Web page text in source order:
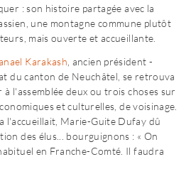
: son histoire partagée avec la
une montagne commune plutôt
mais ouverte et accueillante.
Karakash , ancien président -
du canton de Neuchâtel, se retrouva
l'assemblée deux ou trois choses sur
et culturelles, de voisinage.
l'accueillait, Marie-Guite Dufay dû
des élus... bourguignons : « On
en Franche-Comté. Il faudra